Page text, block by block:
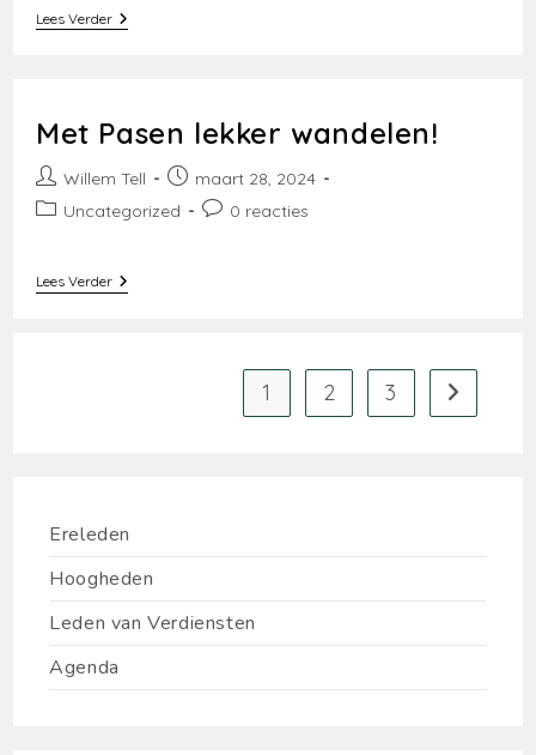
Lees VerderWillem
Met Pasen lekker wandelen!
Bericht
auteur:
Willem Tell
Bericht
gepubliceerd
maart 28, 2024
Berichtcategorie:
Uncategorized
Bericht0 reacties
Lees VerderMet
Pasen
1 2 3 Naar
Ereleden
Hoogheden
Leden van Verdiensten
Agenda